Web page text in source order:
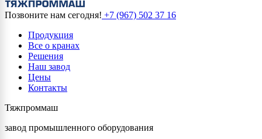
Позвоните нам сегодня! +7 (967) 502 37 16
Продукция
Все о кранах
Решения
Наш завод
Цены
Контакты
Тяжпроммаш
завод промышленного оборудования